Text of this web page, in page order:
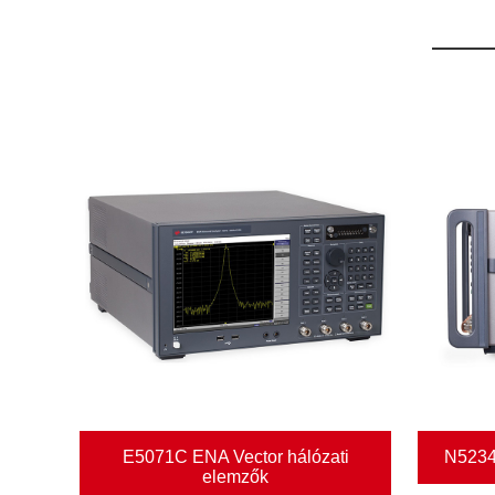
mikrohullámú, elektronikus tesztberendezések
E5071C ENA Vector hálózati
elemzők